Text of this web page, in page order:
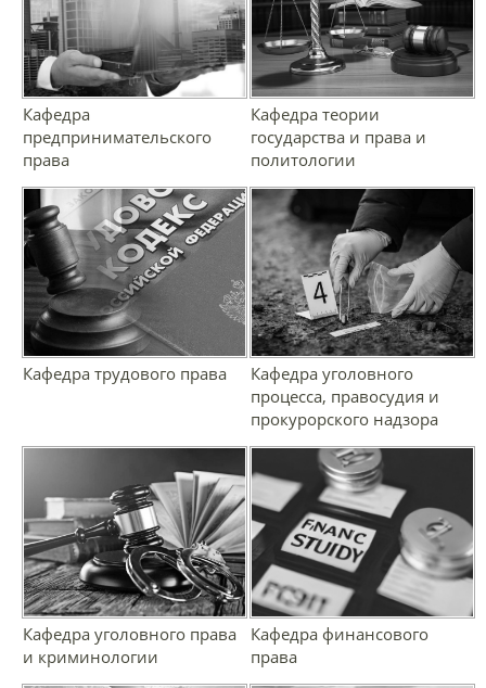
Кафедра
предпринимательского
права
Кафедра теории
государства и права и
политологии
Кафедра трудового права
Кафедра уголовного
процесса, правосудия и
прокурорского надзора
Кафедра уголовного права
и криминологии
Кафедра финансового
права